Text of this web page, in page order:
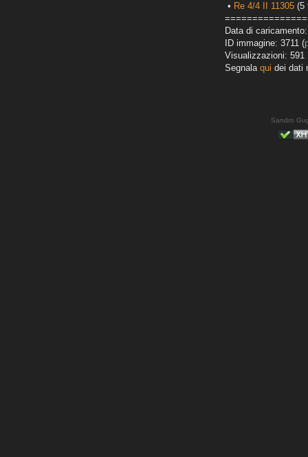
• Re 4/4 II 11305 (5
Data di
ID immagine: 3711 (
Visualizzazioni: 591
Segnala qui dei dati
Sandro